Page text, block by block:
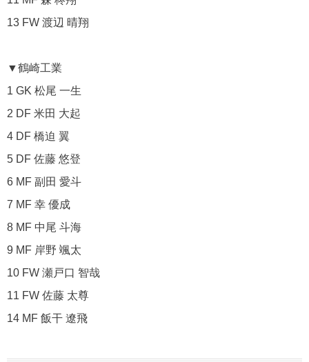
13 FW 渡辺 晴翔
▼鶴崎工業
1 GK 松尾 一生
2 DF 米田 大起
4 DF 橋迫 翼
5 DF 佐藤 悠登
6 MF 副田 愛斗
7 MF 幸 優成
8 MF 中尾 斗海
9 MF 岸野 颯太
10 FW 瀬戸口 智哉
11 FW 佐藤 太尊
14 MF 飯干 遼飛